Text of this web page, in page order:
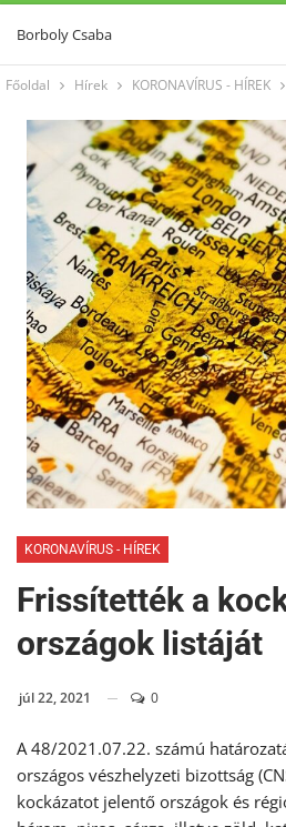
Borboly Csaba
Főoldal Hírek KORONAVÍRUS - HÍREK
KORONAVÍRUS - HÍREK
Frissítették a
országok listáját
júl 22, 2021 0
A 48/2021.07.22. számú
országos vészhelyzeti bizottság
kockázatot jelentő országok és